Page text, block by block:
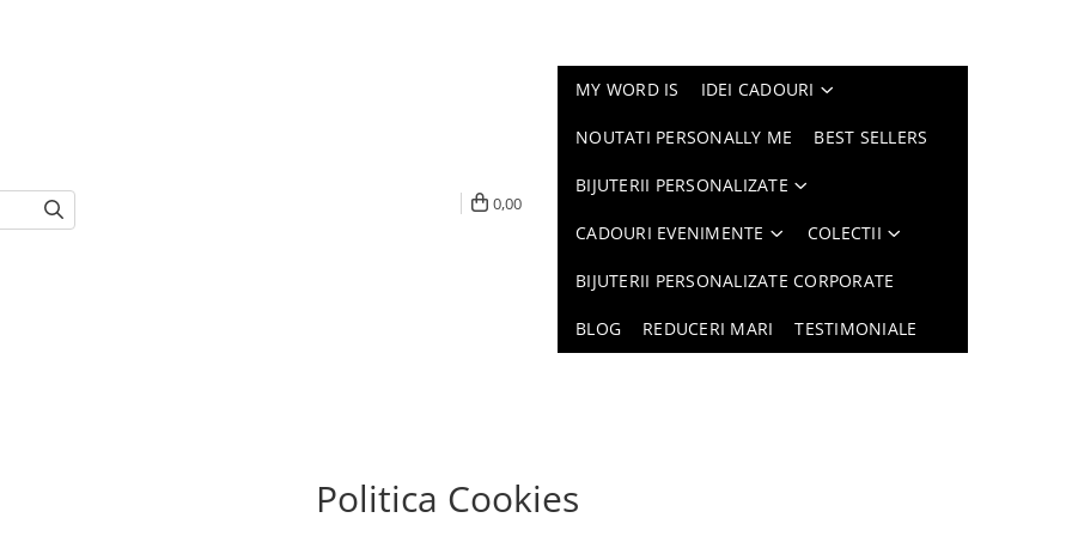
0,00
MY WORD IS IDEI CADOURI
NOUTATI PERSONALLY ME BEST SELLERS
BIJUTERII PERSONALIZATE
CADOURI EVENIMENTE COLECTII
BIJUTERII PERSONALIZATE CORPORATE
BLOG REDUCERI MARI TESTIMONIALE
Politica Cookies